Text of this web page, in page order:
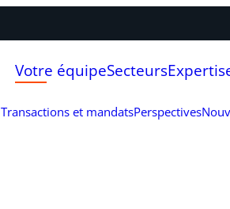
Votre équipeSecteurs
Transactions et mandatsPerspectives